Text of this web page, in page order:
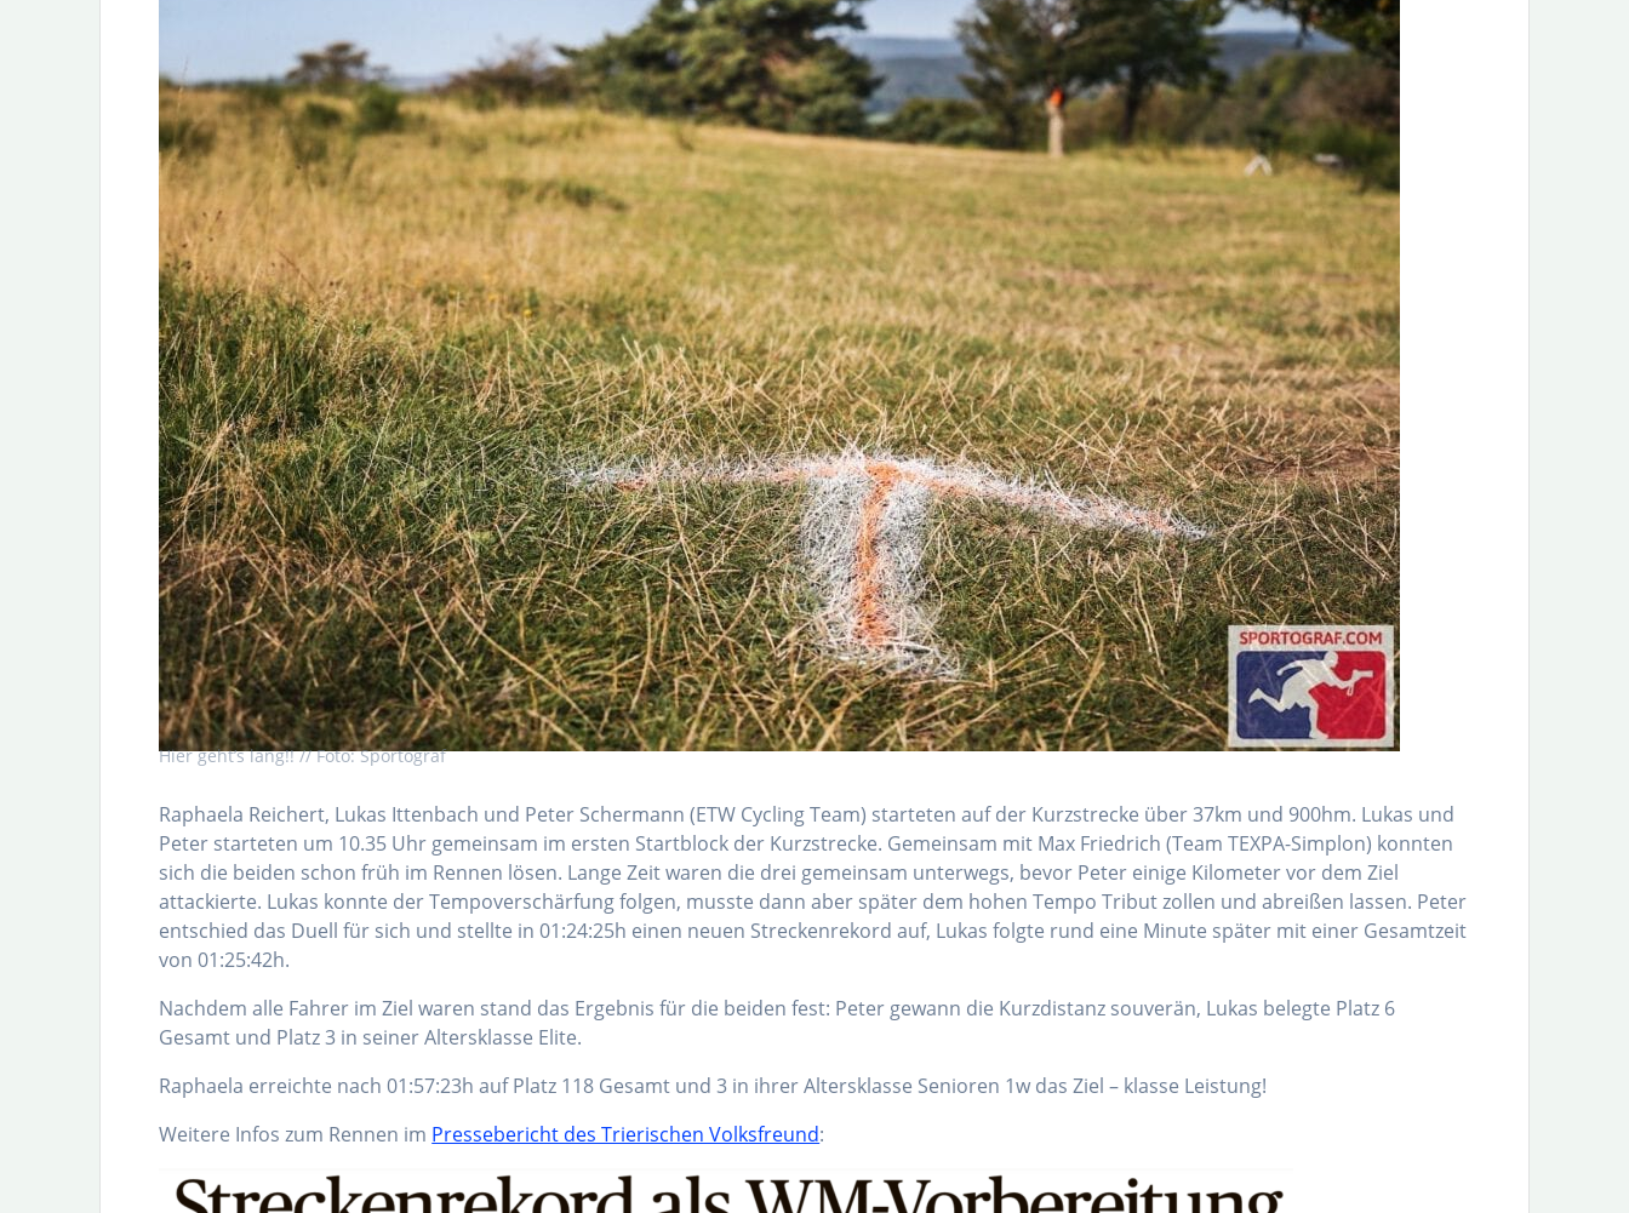
Hier geht’s lang!! // Foto: Sportograf
Raphaela Reichert, Lukas Ittenbach und Peter Schermann (ETW Cycling Team) starteten auf der Kurzstrecke über 37km und 900hm. Lukas und
Peter starteten um 10.35 Uhr gemeinsam im ersten Startblock der Kurzstrecke. Gemeinsam mit Max Friedrich (Team TEXPA-Simplon) konnten
sich die beiden schon früh im Rennen lösen. Lange Zeit waren die drei gemeinsam unterwegs, bevor Peter einige Kilometer vor dem Ziel
attackierte. Lukas konnte der Tempoverschärfung folgen, musste dann aber später dem hohen Tempo Tribut zollen und abreißen lassen. Peter
entschied das Duell für sich und stellte in 01:24:25h einen neuen Streckenrekord auf, Lukas folgte rund eine Minute später mit einer Gesamtzeit
von 01:25:42h.
Nachdem alle Fahrer im Ziel waren stand das Ergebnis für die beiden fest: Peter gewann die Kurzdistanz souverän, Lukas belegte Platz 6
Gesamt und Platz 3 in seiner Altersklasse Elite.
Raphaela erreichte nach 01:57:23h auf Platz 118 Gesamt und 3 in ihrer Altersklasse Senioren 1w das Ziel – klasse Leistung!
Weitere Infos zum Rennen im Pressebericht des Trierischen Volksfreund: